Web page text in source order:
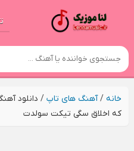
خانه/آهنگ های تاپ/ دانلود
که اخلاق سگی تیکت سولدت